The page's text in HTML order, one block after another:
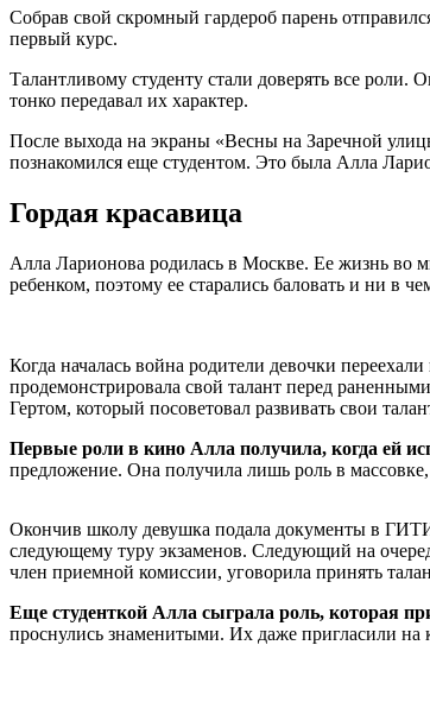
Собрав свой скромный гардероб парень
первый курс.
Талантливому студенту стали доверять все роли.
тонко передавал их характер.
После выхода на экраны «Весны на Заречной
познакомился еще студентом. Это была Алла
Гордая красавица
Алла Ларионова родилась в Москве. Ее жизнь во
ребенком, поэтому ее старались баловать и ни в
Когда началась война родители девочки
продемонстрировала свой талант перед
Гертом, который посоветовал развивать свои
Первые роли в кино Алла получила, когда ей
предложение. Она получила лишь роль в
Окончив школу девушка подала документы в
следующему туру экзаменов. Следующий на
член приемной комиссии, уговорила принять
Еще студенткой Алла сыграла роль, которая
проснулись знаменитыми. Их даже пригласили